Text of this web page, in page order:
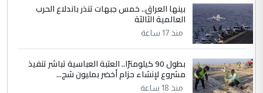
بينها العراق.. خمس جبهات تنذر باندلاع الحرب
العالمية الثالثة
منذ 17 ساعة
بطول 90 كيلومترًا.. العتبة العباسية تباشر تنفيذ
مشروع لإنشاء حزام أخضر بمليون شج...
منذ 18 ساعة